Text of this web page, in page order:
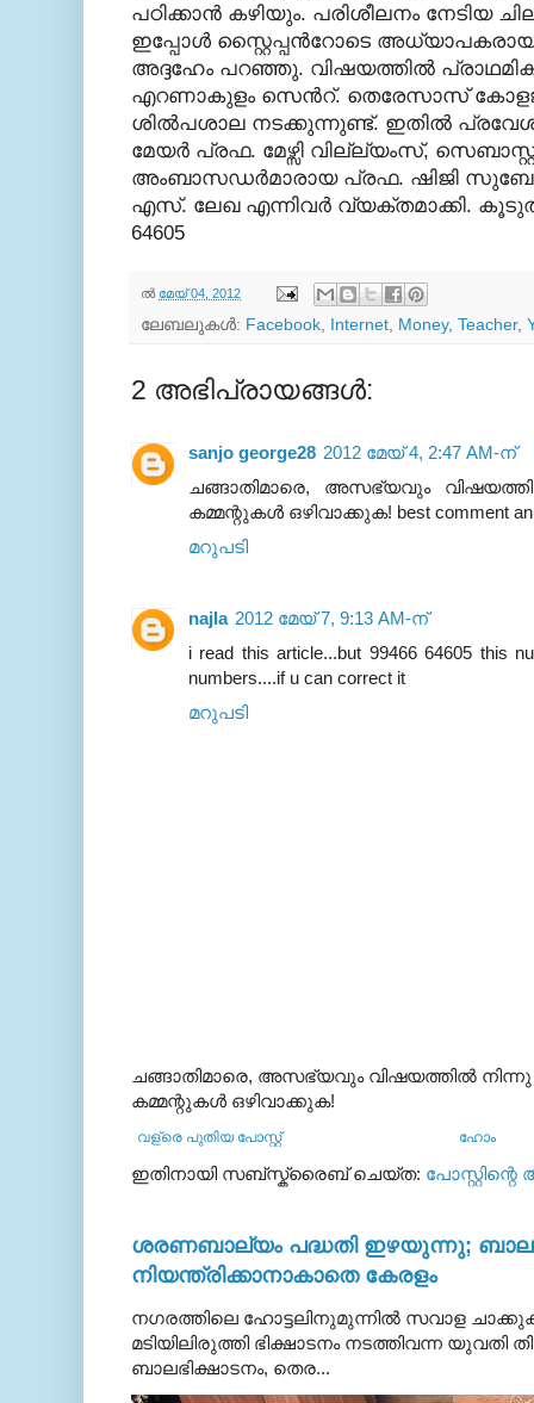
പഠിക്കാന്‍ കഴിയും. പരിശീലനം നേടിയ
ഇപ്പോള്‍ സ്റ്റൈപ്പന്‍റോടെ
അദ്ദഹേം പറഞ്ഞു. വിഷയത്തില്‍
എറണാകുളം സെന്‍റ്. തെരേസാസ്
ശില്‍പശാല നടക്കുന്നുണ്ട്. ഇതില്‍
മേയര്‍ പ്രഫ. മേഴ്സി വില്ല്യംസ്,
അംബാസഡര്‍മാരായ പ്രഫ. ഷിജി
എസ്. ലേഖ എന്നിവര്‍ വ്യക്തമാക്കി.
64605
ല്‍ മേയ് 04, 2012
ലേബലുകള്‍: Facebook, Internet, Money, Teacher,
2 അഭിപ്രായങ്ങൾ:
sanjo george28 2012 മേയ് 4, 2:47 AM-ന്
ചങ്ങാതിമാരെ, അസഭ്യവും
കമ്മന്റുകള്‍ ഒഴിവാക്കുക! best comment
മറുപടി
najla 2012 മേയ് 7, 9:13 AM-ന്
i read this article...but 99466 64605 this
numbers....if u can correct it
മറുപടി
ചങ്ങാതിമാരെ, അസഭ്യവും വിഷയത്തില്‍ നിന്നു
കമ്മന്റുകള്‍ ഒഴിവാക്കുക!
വള്രെ പുതിയ പോസ്റ്റ് ഹോം
ഇതിനായി സബ്‌സ്ക്രൈബ് ചെയ്ത:
ശരണബാല്യം പദ്ധതി ഇഴയുന്നു;
നിയന്ത്രിക്കാനാകാതെ കേരളം
നഗരത്തിലെ ഹോട്ടലിനുമുന്നിൽ സവാള
മടിയിലിരുത്തി ഭിക്ഷാടനം നടത്തിവന്ന
ബാലഭിക്ഷാടനം, തെര...